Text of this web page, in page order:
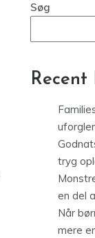
Søg
Recent
tryg
en del
Når
mere